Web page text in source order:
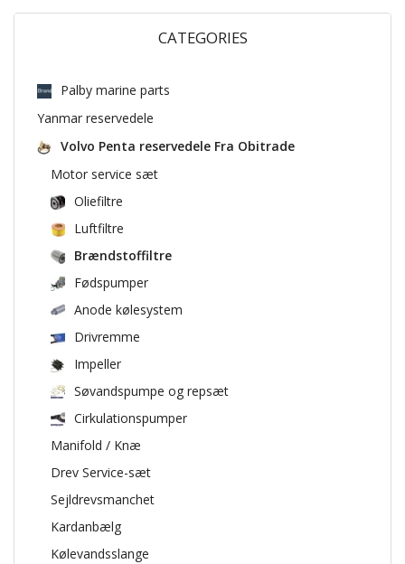
CATEGORIES
Palby marine parts
Yanmar reservedele
Volvo Penta reservedele Fra Obitrade
Motor service sæt
Oliefiltre
Luftfiltre
Brændstoffiltre
Fødspumper
Anode kølesystem
Drivremme
Impeller
Søvandspumpe og repsæt
Cirkulationspumper
Manifold / Knæ
Drev Service-sæt
Sejldrevsmanchet
Kardanbælg
Kølevandsslange